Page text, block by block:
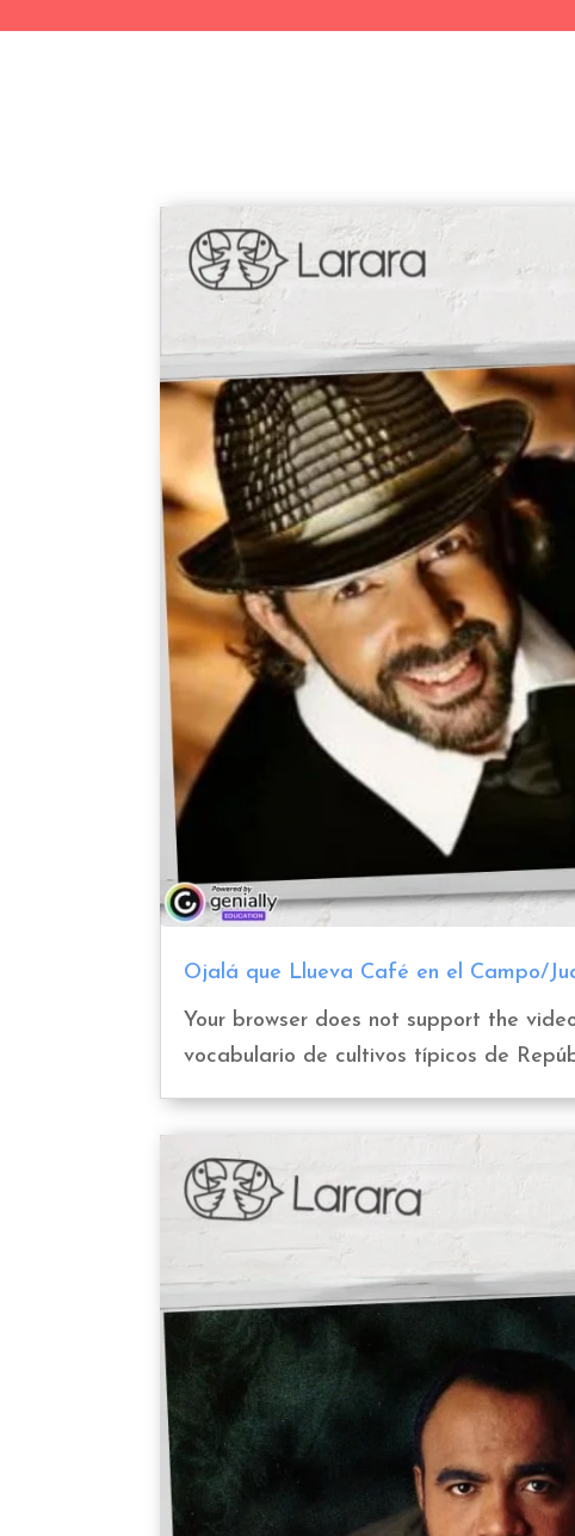
Ojalá que Llueva Café en el Campo/
Your browser does not support the
vocabulario de cultivos típicos de